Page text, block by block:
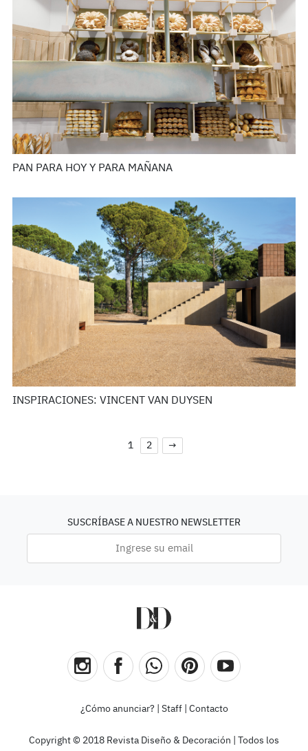
PAN PARA HOY Y PARA MAÑANA
INSPIRACIONES: VINCENT VAN DUYSEN
1 2 →
SUSCRÍBASE A NUESTRO NEWSLETTER
¿Cómo anunciar? Staff| Contacto
Copyright © 2018 Revista Diseño & Decoración | Todos los